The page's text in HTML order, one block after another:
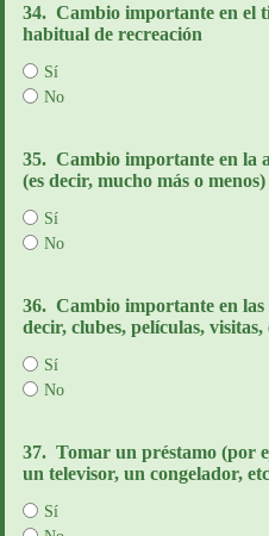
34. Cambio importante en el
habitual de recreación
Sí
No
35. Cambio importante en la
(es decir, mucho más o menos)
Sí
No
36. Cambio importante en las
decir, clubes, películas, visitas,
Sí
No
37. Tomar un préstamo (por
un televisor, un congelador,
Sí